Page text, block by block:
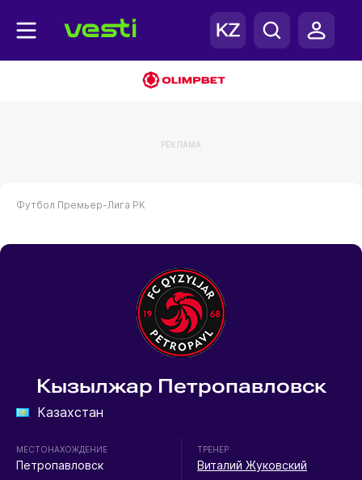
РЕКЛАМА
Футбол Премьер-Лига РК
Кызылжар Петропавловск
Казахстан
МЕСТОНАХОЖДЕНИЕ
Петропавловск
ТРЕНЕР
Виталий Жуковский